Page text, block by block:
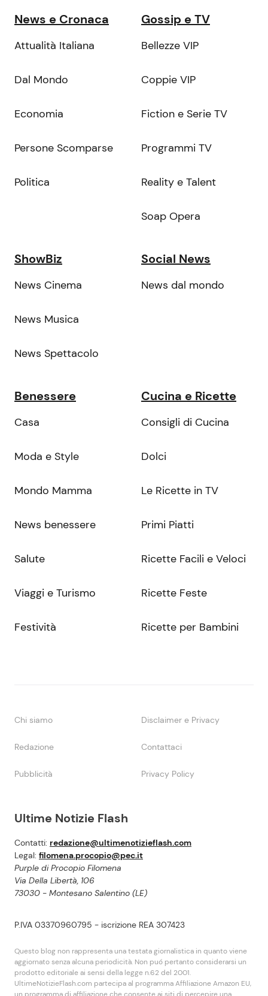
Ultime Notizie Flash
Contatti: redazione@ultimenotizieflash.com
Legal: filomena.procopio@pec.it
Purple di Procopio Filomena
Via Della Libertà, 106
73030 - Montesano Salentino (LE)
P.IVA 03370960795 - iscrizione REA 307423
Questo blog non rappresenta una testata giornalistica in quanto viene
aggiornato senza alcuna periodicità. Non puó pertanto considerarsi un
prodotto editoriale ai sensi della legge n.62 del 2001.
UltimeNotizieFlash.com partecipa al programma Affiliazione Amazon EU,
News e Cronaca
Attualità Italiana
Dal Mondo
Economia
Persone Scomparse
Politica
Gossip e TV
Bellezze VIP
Coppie VIP
Fiction e Serie TV
Programmi TV
Reality e Talent
Soap Opera
ShowBiz
News Cinema
News Musica
News Spettacolo
Social News
News dal mondo
Benessere
Casa
Moda e Style
Mondo Mamma
News benessere
Salute
Viaggi e Turismo
Festività
Cucina e Ricette
Consigli di Cucina
Dolci
Le Ricette in TV
Primi Piatti
Ricette Facili e Veloci
Ricette Feste
Ricette per Bambini
Chi siamo Disclaimer e Privacy
Redazione Contattaci
Pubblicità Privacy Policy